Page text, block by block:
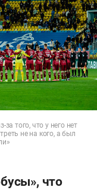
того, что у него нет
не на кого, а был
что